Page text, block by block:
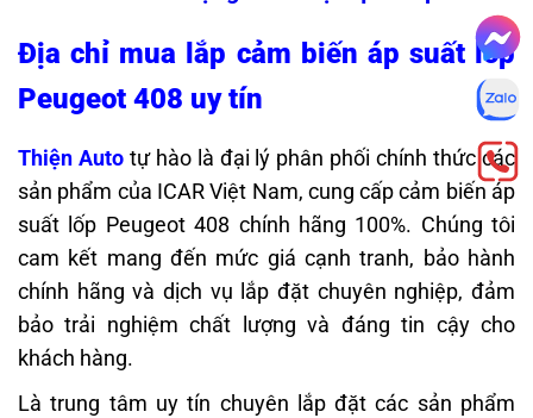
Địa chỉ mua lắp cảm biến áp suất lốp
Peugeot 408 uy tín
Thiện Autotự hào là đại lý phân phối chính thức các
sản phẩm của ICAR Việt Nam, cung cấpcảm biến áp
suất lốp Peugeot 408 chính hãng 100%. Chúng tôi
cam kết mang đến mức giá cạnh tranh, bảo hành
chính hãng và dịch vụ lắp đặt chuyên nghiệp, đảm
bảo trải nghiệm chất lượng và đáng tin cậy cho
khách hàng.
Là trung tâm uy tín chuyên lắp đặt các sản phẩm